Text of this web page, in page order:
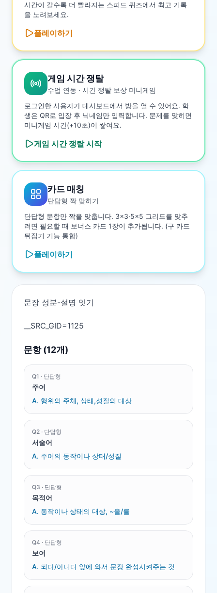
시간이 갈수록 더 빨라지는 스피드 퀴즈에서 최고 기록
을 노려보세요.
플레이하기
게임 시간 쟁탈
수업 연동 · 시간 쟁탈 보상 미니게임
로그인한 사용자가 대시보드에서 방을 열 수 있어요. 학
생은 QR로 입장 후 닉네임만 입력합니다. 문제를 맞히면
미니게임 시간(+10초)이 쌓여요.
게임 시간 쟁탈시작
카드 매칭
단답형 짝 맞히기
단답형 문항만 짝을 맞춥니다. 3×3·5×5 그리드를 맞추
려면 필요할 때 보너스 카드 1장이 추가됩니다. (구 카드
뒤집기 기능 통합)
플레이하기
문장 성분-설명 잇기
문항 (12개)
Q1 · 단답형
주어
A. 행위의 주체, 상태,성질의 대상
Q2 · 단답형
서술어
A. 주어의 동작이나 상태/성질
Q3 · 단답형
목적어
A. 동작이나 상태의 대상, ~을/를
Q4 · 단답형
보어
A. 되다/아니다 앞에 와서 문장 완성시켜주는 것